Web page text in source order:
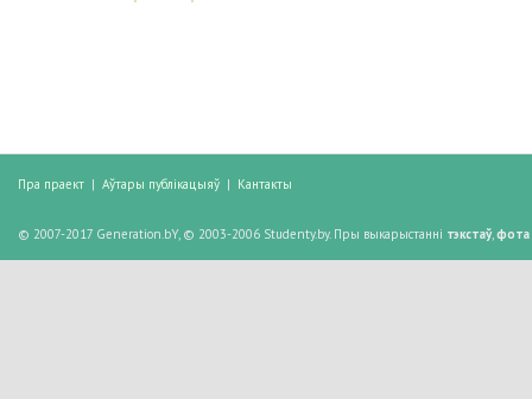
Пра праект | Аўтары публікацыяў | Кантакты
© 2007-2017 Generation.bY, © 2003-2006 Studenty.by. Пры выкарыстанні тэкстаў,фота